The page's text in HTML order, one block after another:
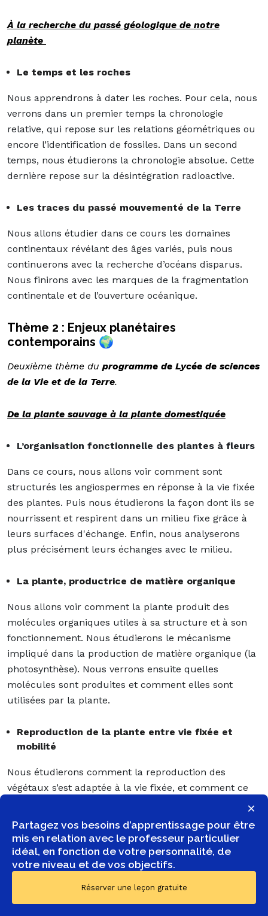
×
Partagez vos besoins d’apprentissage pour être
mis en relation avec le professeur particulier
idéal, en fonction de votre personnalité, de
votre niveau et de vos objectifs.
Réserver une leçon gratuite
À la recherche du passé géologique de notre
planète
Le temps et les roches
Nous apprendrons à dater les roches. Pour cela, nous
verrons dans un premier temps la chronologie
relative, qui repose sur les relations géométriques ou
encore l’identification de fossiles. Dans un second
temps, nous étudierons la chronologie absolue. Cette
dernière repose sur la désintégration radioactive.
Les traces du passé mouvementé de la Terre
Nous allons étudier dans ce cours les domaines
continentaux révélant des âges variés, puis nous
continuerons avec la recherche d’océans disparus.
Nous finirons avec les marques de la fragmentation
continentale et de l’ouverture océanique.
Thème 2 : Enjeux planétaires
contemporains 🌍
Deuxième thème du programme de Lycée de sciences
de la Vie et de la Terre.
De la plante sauvage à la plante domestiquée
L’organisation fonctionnelle des plantes à fleurs
Dans ce cours, nous allons voir comment sont
structurés les angiospermes en réponse à la vie fixée
des plantes. Puis nous étudierons la façon dont ils se
nourrissent et respirent dans un milieu fixe grâce à
leurs surfaces d'échange. Enfin, nous analyserons
plus précisément leurs échanges avec le milieu.
La plante, productrice de matière organique
Nous allons voir comment la plante produit des
molécules organiques utiles à sa structure et à son
fonctionnement. Nous étudierons le mécanisme
impliqué dans la production de matière organique (la
photosynthèse). Nous verrons ensuite quelles
molécules sont produites et comment elles sont
utilisées par la plante.
Reproduction de la plante entre vie fixée et
mobilité
Nous étudierons comment la reproduction des
végétaux s’est adaptée à la vie fixée, et comment ce
mode de reproduction leur permet de coloniser tous
les milieux. Nous verrons ainsi au moins deux
facteurs : la reproduction (asexuée et sexuée) des
individus et le déplacement.
La domestication des plantes
Nous allons voir dans ce cours comment la